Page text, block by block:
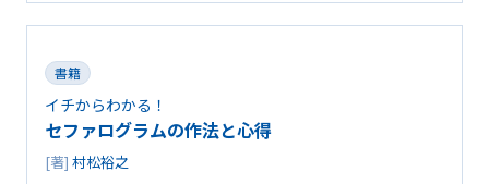
書籍
イチからわかる！
セファログラムの作法と心得
[著] 村松裕之